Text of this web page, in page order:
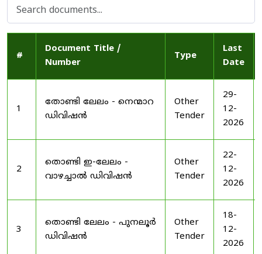
#
Document Title /
Number
Type
Last
Date
1
തോണ്ടി ലേലം - നെന്മാറ
ഡിവിഷൻ
Other
Tender
29-
12-
2026
2
തൊണ്ടി ഇ-ലേലം -
വാഴച്ചാൽ ഡിവിഷൻ
Other
Tender
22-
12-
2026
3
തൊണ്ടി ലേലം - പുനലൂർ
ഡിവിഷൻ
Other
Tender
18-
12-
2026